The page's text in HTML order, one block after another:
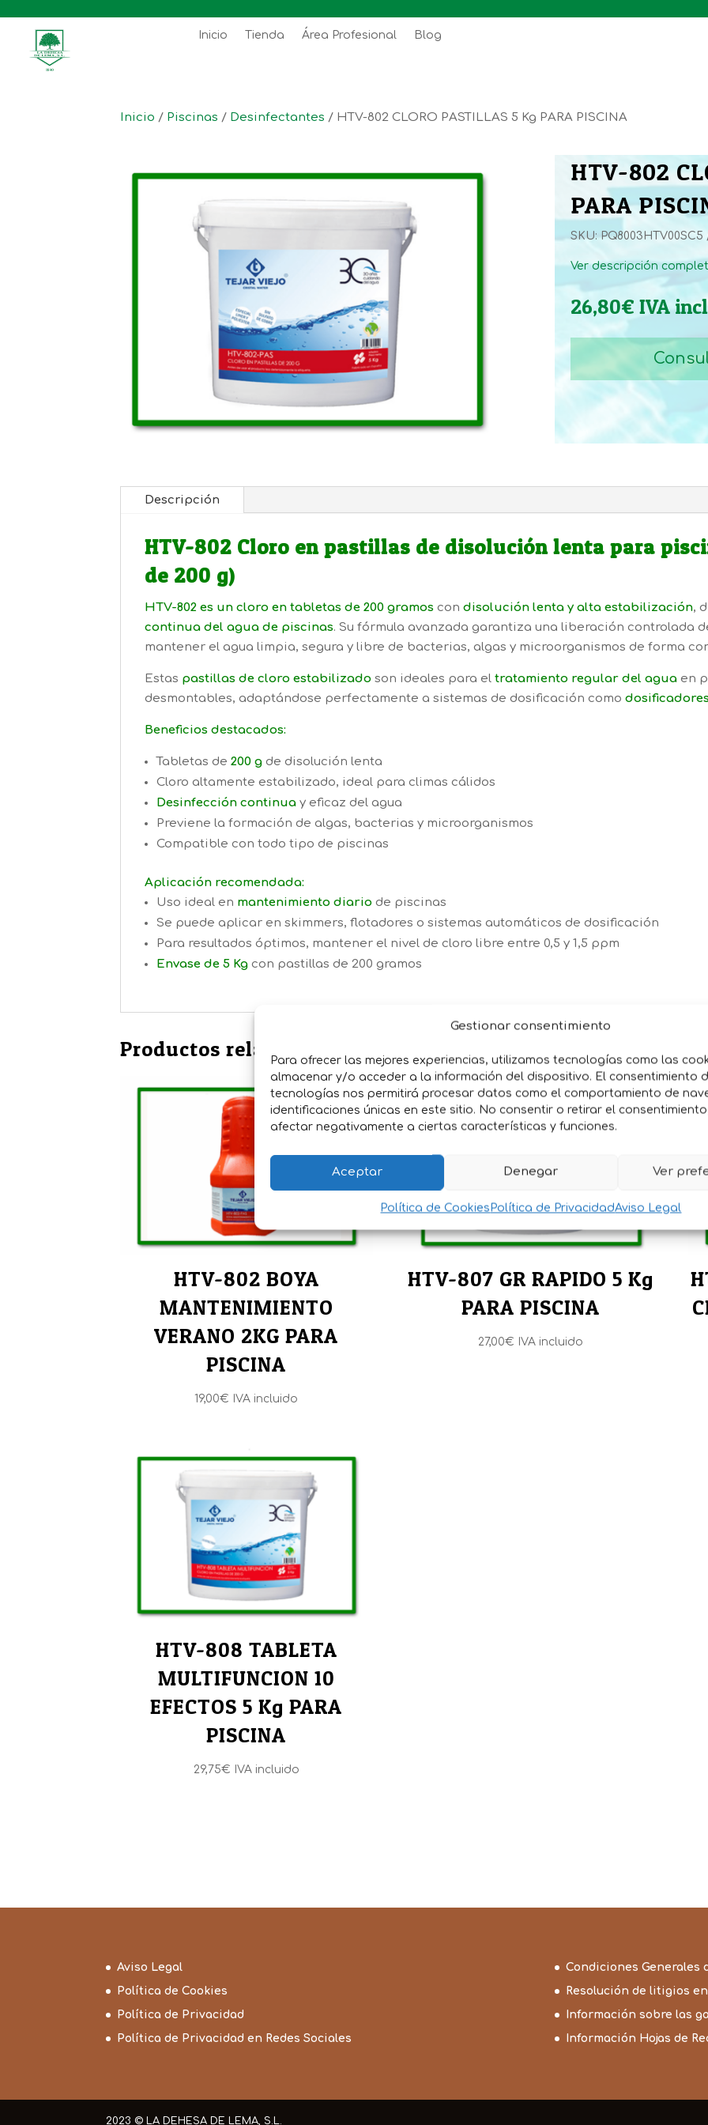
Gestionar consentimiento
Para ofrecer las mejores experiencias, utilizamos tecnologías como las
almacenar y/o acceder a la información del dispositivo. El consentimiento
tecnologías nos permitirá procesar datos como el comportamiento de
identificaciones únicas en este sitio. No consentir o retirar el
afectar negativamente a ciertas características y funciones.
Aceptar Denegar Ver
Política de Cookies Política de PrivacidadAviso Legal
Inicio Tienda Área Profesional Blog
Inicio / Piscinas / Desinfectantes / HTV-802 CLORO PASTILLAS 5 Kg PARA PISCINA
HTV-802
PARA
SKU: PQ8003HTV00SC5
Ver descripción
26,80€ IVA
Descripción
HTV-802 Cloro en pastillas de disolución lenta para
de 200 g)
HTV-802 es un cloro en tabletas de 200 gramos con disolución lenta y alta estabilización,
continua del agua de piscinas. Su fórmula avanzada garantiza una liberación controlada
mantener el agua limpia, segura y libre de bacterias, algas y microorganismos de forma
Estas pastillas de cloro estabilizado son ideales para el tratamiento regular del agua en
desmontables, adaptándose perfectamente a sistemas de dosificación como
Beneficios destacados:
Tabletas de 200 g de disolución lenta
Cloro altamente estabilizado, ideal para climas cálidos
Desinfección continua y eficaz del agua
Previene la formación de algas, bacterias y microorganismos
Compatible con todo tipo de piscinas
Aplicación recomendada:
Uso ideal en mantenimiento diario de piscinas
Se puede aplicar en skimmers, flotadores o sistemas automáticos de dosificación
Para resultados óptimos, mantener el nivel de cloro libre entre 0,5 y 1,5 ppm
Envase de 5 Kg con pastillas de 200 gramos
Productos relacionados
HTV-802 BOYA
MANTENIMIENTO
VERANO 2KG PARA
PISCINA
19,00€ IVA incluido
HTV-807 GR RAPIDO 5 Kg
PARA PISCINA
27,00€ IVA incluido
HTV-808 TABLETA
MULTIFUNCION 10
EFECTOS 5 Kg PARA
PISCINA
29,75€ IVA incluido
Aviso Legal
Política de Cookies
Política de Privacidad
Política de Privacidad en Redes Sociales
Condiciones Generales
Resolución de litigios
Información sobre las
Información Hojas de
2023 © LA DEHESA DE LEMA, S.L.